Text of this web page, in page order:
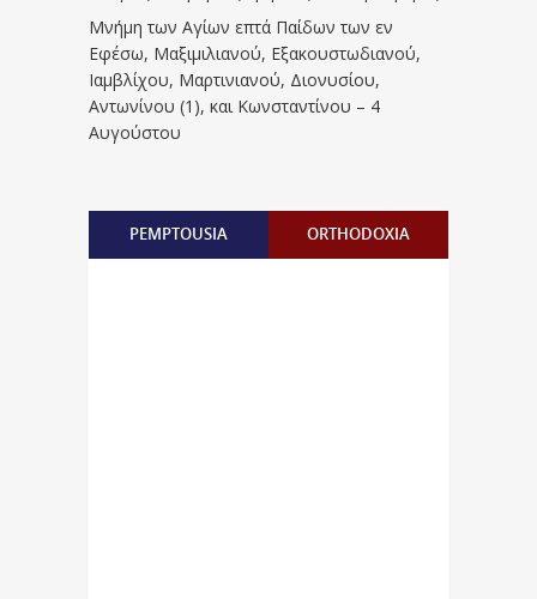
Μνήμη των Aγίων επτά Παίδων των εν
Eφέσω, Mαξιμιλιανού, Eξακουστωδιανού,
Iαμβλίχου, Mαρτινιανού, Διονυσίου,
Aντωνίνου (1), και Kωνσταντίνου – 4
Αυγούστου
PEMPTOUSIA ORTHODOXIA